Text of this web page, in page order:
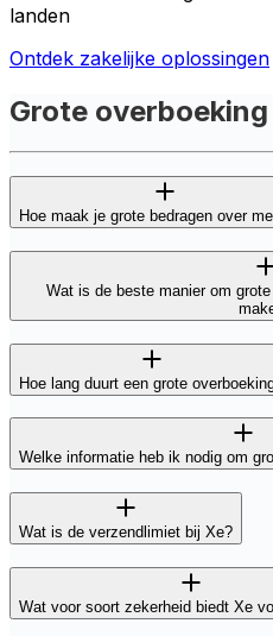
landen
Ontdek zakelijke oplossingen
Grote overboeking
Hoe maak je grote bedragen over
Wat is de beste manier om
Hoe lang duurt een grote
Welke informatie heb ik nodig om
Wat is de verzendlimiet bij Xe?
Wat voor soort zekerheid biedt Xe